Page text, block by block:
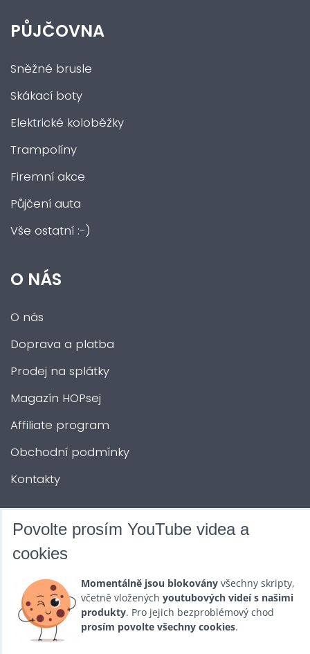
PŮJČOVNA
Sněžné brusle
Skákací boty
Elektrické koloběžky
Trampolíny
Firemní akce
Půjčení auta
Vše ostatní :-)
O NÁS
O nás
Doprava a platba
Prodej na splátky
Magazín HOPsej
Affiliate program
Obchodní podmínky
Kontakty
DALŠÍ SLUŽBY
Půjčovna
Promotéři
Kurzy a setkání
Povolte prosím YouTube videa a
cookies
Momentálně jsou blokovány všechny skripty,
včetně vložených youtubových videí s našimi
produkty. Pro jejich bezproblémový chod
prosím povolte všechny cookies.